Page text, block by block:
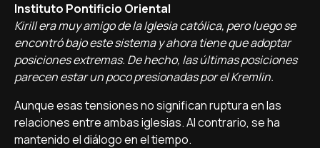
Instituto Pontificio Oriental
Kirill era muy amigo de la Iglesia católica, pero luego se
encontró bajo este sistema y ahora tiene que adoptar
posiciones extremas. De hecho, las últimas posiciones
parecen estar un poco presionadas por el Kremlin.
Aunque esas tensiones no significan ruptura en las
relaciones entre ambas iglesias. Al contrario, se ha
mantenido el diálogo en el tiempo.